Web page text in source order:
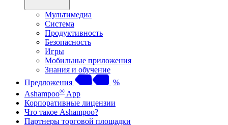
Мультимедиа
Система
Продуктивность
Безопасность
Игры
Мобильные приложения
Знания и обучение
Предложения
%
Ashampoo® App
Корпоративные лицензии
Что такое Ashampoo?
Партнеры торговой площадки